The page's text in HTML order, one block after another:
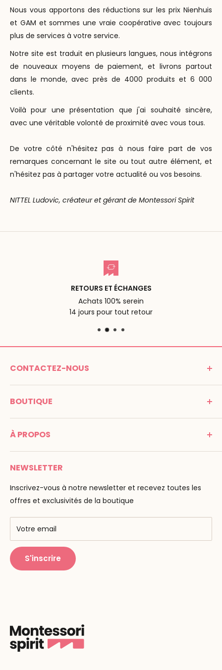
Nous vous apportons des réductions sur les prix Nienhuis
et GAM et sommes une vraie coopérative avec toujours
plus de services à votre service.
Notre site est traduit en plusieurs langues, nous intégrons
de nouveaux moyens de paiement, et livrons partout
dans le monde, avec près de 4000 produits et 6 000
clients.
Voilà pour une présentation que j'ai souhaité sincère,
avec une véritable volonté de proximité avec vous tous.
De votre côté n'hésitez pas à nous faire part de vos
remarques concernant le site ou tout autre élément, et
n'hésitez pas à partager votre actualité ou vos besoins.
NITTEL Ludovic, créateur et gérant de Montessori Spirit
RETOURS ET ÉCHANGES
Achats 100% serein
14 jours pour tout retour
CONTACTEZ-NOUS
MONTESSORI SPIRIT
Promenade Jean Dalba
Tél : 05 53 61 21 26
Email :info@montessori-spirit.com
BOUTIQUE
C G V
Mentions légales
Paiement
Livraison
F.A.Q
À PROPOS
Montessori Spirit
Maria Montessori
La pédagogie
Nos marques
Centres de formation
Public Montessori
NEWSLETTER
Inscrivez-vous à notre newsletter et recevez toutes les
offres et exclusivités de la boutique
Votre email
S'inscrire